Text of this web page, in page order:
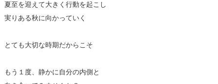
夏至を迎えて大きく行動を起こし
実りある秋に向かっていく
とても大切な時期だからこそ
もう１度、静かに自分の内側と